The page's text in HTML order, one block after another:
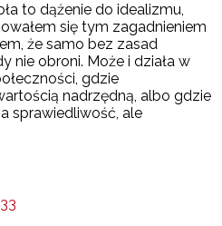
to dążenie do idealizmu,
się tym zagadnieniem
że samo bez zasad
nie obroni. Może i działa w
gdzie
nadrzędną, albo gdzie
sprawiedliwość, ale